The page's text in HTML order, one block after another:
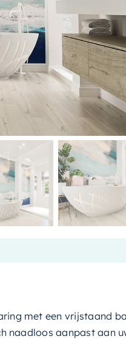
met een vrijstaand
naadloos aanpast aan